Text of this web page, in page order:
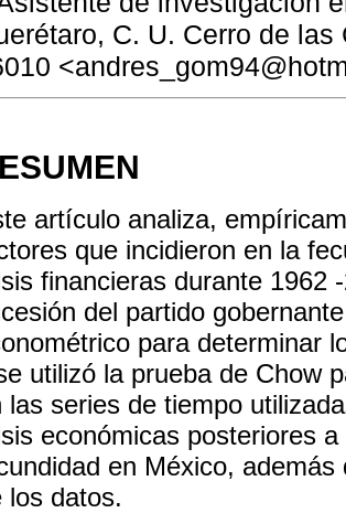
C. U. Cerro de
artículo analiza,
que incidieron en la
financieras durante 1962
del partido
para determinar
utilizó la prueba de Chow
las series de tiempo
económicas posteriores
en México,
los datos.